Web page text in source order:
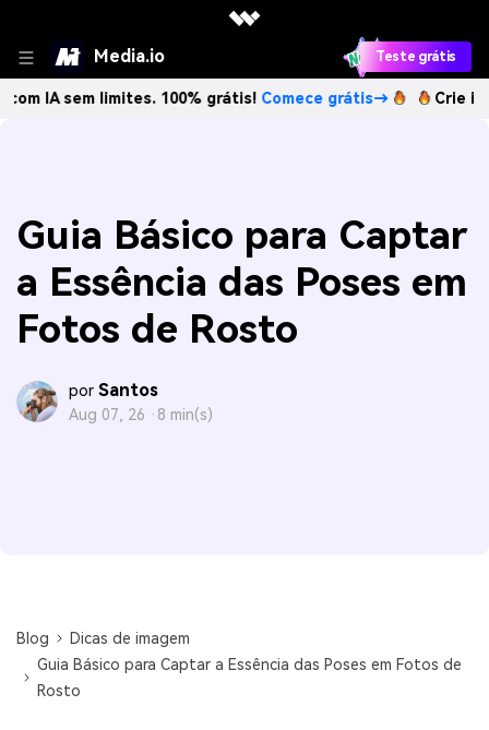
Media.io Teste grátis
100% grátis!Comece grátis→ Crie imagens com IA
Guia Básico para Captar
a Essência das Poses em
Fotos de Rosto
por Santos
Aug 07, 26 · 8 min(s)
Blog
Dicas de imagem
Guia Básico para Captar a Essência das Poses em Fotos de
Rosto